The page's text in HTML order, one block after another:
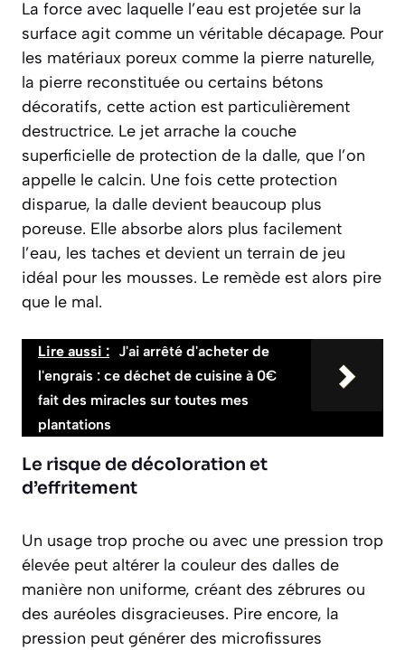
La force avec laquelle l’eau est projetée sur la
surface agit comme un véritable décapage. Pour
les matériaux poreux comme la pierre naturelle,
la pierre reconstituée ou certains bétons
décoratifs, cette action est particulièrement
destructrice. Le jet arrache la couche
superficielle de protection de la dalle, que l’on
appelle le calcin. Une fois cette protection
disparue, la dalle devient beaucoup plus
poreuse. Elle absorbe alors plus facilement
l’eau, les taches et devient un terrain de jeu
idéal pour les mousses. Le remède est alors pire
que le mal.
Lire aussi : J'ai arrêté d'acheter de
l'engrais : ce déchet de cuisine à 0€
fait des miracles sur toutes mes
plantations
Le risque de décoloration et
d’effritement
Un usage trop proche ou avec une pression trop
élevée peut altérer la couleur des dalles de
manière non uniforme, créant des zébrures ou
des auréoles disgracieuses. Pire encore, la
pression peut générer des microfissures